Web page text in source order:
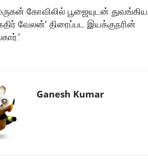
கோவிலில் பூஜையுடன் துவங்கிய
கதிர் வேலன்’ திரைப்பட இயக்குநரின்
Ganesh Kumar